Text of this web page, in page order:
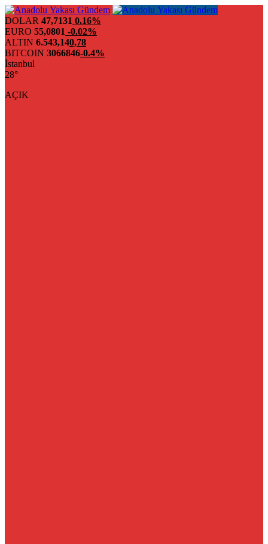
DOLAR 47,7131 0.16%
EURO 55,0801 -0.02%
ALTIN 6.543,140,78
BITCOIN 3066846-0.4%
İstanbul
28°
AÇIK